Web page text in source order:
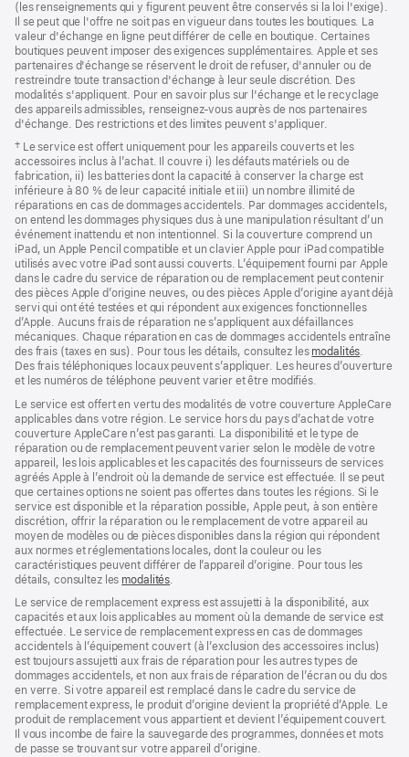
(les renseignements qui y figurent peuvent être conservés si la loi l'exige).
Il se peut que l'offre ne soit pas en vigueur dans toutes les boutiques. La
valeur d'échange en ligne peut différer de celle en boutique. Certaines
boutiques peuvent imposer des exigences supplémentaires. Apple et ses
partenaires d'échange se réservent le droit de refuser, d'annuler ou de
restreindre toute transaction d'échange à leur seule discrétion. Des
modalités s'appliquent. Pour en savoir plus sur l'échange et le recyclage
des appareils admissibles, renseignez-vous auprès de nos partenaires
d'échange. Des restrictions et des limites peuvent s'appliquer.
Note
de
bas
de
page
† Le service est offert uniquement pour les appareils couverts et les
accessoires inclus à l’achat. Il couvre i) les défauts matériels ou de
fabrication, ii) les batteries dont la capacité à conserver la charge est
inférieure à 80 % de leur capacité initiale et iii) un nombre illimité de
réparations en cas de dommages accidentels. Par dommages accidentels,
on entend les dommages physiques dus à une manipulation résultant d’un
événement inattendu et non intentionnel. Si la couverture comprend un
iPad, un Apple Pencil compatible et un clavier Apple pour iPad compatible
utilisés avec votre iPad sont aussi couverts. L’équipement fourni par Apple
dans le cadre du service de réparation ou de remplacement peut contenir
des pièces Apple d’origine neuves, ou des pièces Apple d’origine ayant déjà
servi qui ont été testées et qui répondent aux exigences fonctionnelles
d’Apple. Aucuns frais de réparation ne s’appliquent aux défaillances
mécaniques. Chaque réparation en cas de dommages accidentels entraîne
des frais (taxes en sus). Pour tous les détails, consultez les modalités.
Des frais téléphoniques locaux peuvent s’appliquer. Les heures d’ouverture
et les numéros de téléphone peuvent varier et être modifiés.
Le service est offert en vertu des modalités de votre couverture AppleCare
applicables dans votre région. Le service hors du pays d’achat de votre
couverture AppleCare n’est pas garanti. La disponibilité et le type de
réparation ou de remplacement peuvent varier selon le modèle de votre
appareil, les lois applicables et les capacités des fournisseurs de services
agréés Apple à l’endroit où la demande de service est effectuée. Il se peut
que certaines options ne soient pas offertes dans toutes les régions. Si le
service est disponible et la réparation possible, Apple peut, à son entière
discrétion, offrir la réparation ou le remplacement de votre appareil au
moyen de modèles ou de pièces disponibles dans la région qui répondent
aux normes et réglementations locales, dont la couleur ou les
caractéristiques peuvent différer de l’appareil d’origine. Pour tous les
détails, consultez les modalités
Le service de remplacement express est assujetti à la disponibilité, aux
capacités et aux lois applicables au moment où la demande de service est
effectuée. Le service de remplacement express en cas de dommages
accidentels à l’équipement couvert (à l’exclusion des accessoires inclus)
est toujours assujetti aux frais de réparation pour les autres types de
dommages accidentels, et non aux frais de réparation de l’écran ou du dos
en verre. Si votre appareil est remplacé dans le cadre du service de
remplacement express, le produit d’origine devient la propriété d’Apple. Le
produit de remplacement vous appartient et devient l’équipement couvert.
Il vous incombe de faire la sauvegarde des programmes, données et mots
de passe se trouvant sur votre appareil d’origine.